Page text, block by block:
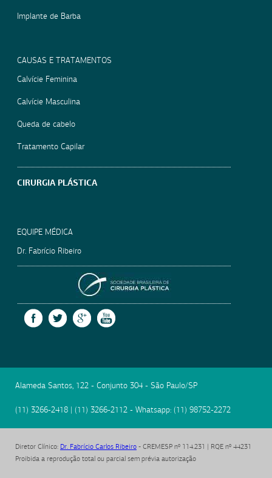
Implante de Barba
CAUSAS E TRATAMENTOS
Calvície Feminina
Calvície Masculina
Queda de cabelo
Tratamento Capilar
CIRURGIA PLÁSTICA
EQUIPE MÉDICA
Dr. Fabrício Ribeiro
FACEBOOKTWITTERGOOGLE +
Alameda Santos, 122 - Conjunto 304 - São Paulo/SP
(11) 3266-2418 | (11) 3266-2112 - Whatsapp: (11) 98752-2272
Diretor Clínico: Dr. Fabrício Carlos Ribeiro - CREMESP nº 114.231 | RQE nº 44231
Proibida a reprodução total ou parcial sem prévia autorização